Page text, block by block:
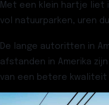
Met een klein hartje liet
vol natuurparken, uren
De lange autoritten in
afstanden in Amerika
van een betere kwaliteit